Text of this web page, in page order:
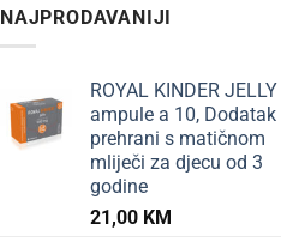
NAJPRODAVANIJI
ROYAL KINDER JELLY
ampule a 10, Dodatak
prehrani s matičnom
mliječi za djecu od 3
godine
21,00 KM